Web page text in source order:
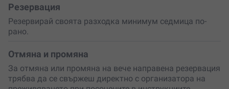
приключението.
Преживяването се провежда индивидуално, а
горската езда може да се проведе за
Резервация
Резервирай своята разходка минимум седмица по-
рано.
Отмяна и промяна
За отмяна или промяна на вече направена резервация
трябва да се свържеш директно с организатора на